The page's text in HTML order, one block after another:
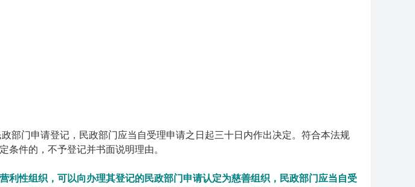
部门申请登记，民政部门应当自受理申请之日起三十日内作出决定。符合本法规
条件的，不予登记并书面说明理由。
利性组织，可以向办理其登记的民政部门申请认定为慈善组织，民政部门应当自受